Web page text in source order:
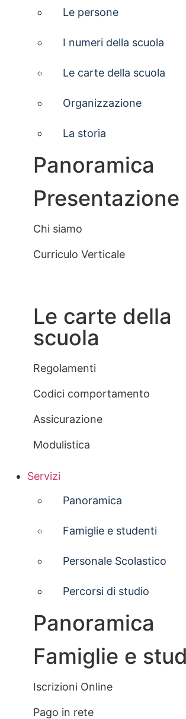
Le persone
I numeri della scuola
Le carte della scuola
Organizzazione
La storia
Panoramica
Presentazione
Chi siamo
Curriculo Verticale
Le carte della
scuola
Regolamenti
Codici comportamento
Assicurazione
Modulistica
Servizi
Panoramica
Famiglie e studenti
Personale Scolastico
Percorsi di studio
Panoramica
Famiglie e
Iscrizioni Online
Pago in rete